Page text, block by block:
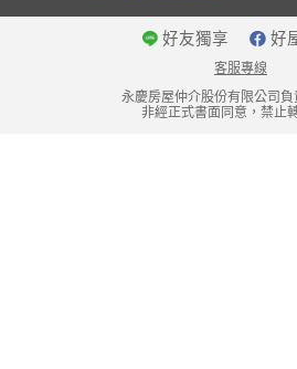
好友獨享 好
客服專線
永慶房屋仲介股份有限公司
非經正式書面同意，禁止